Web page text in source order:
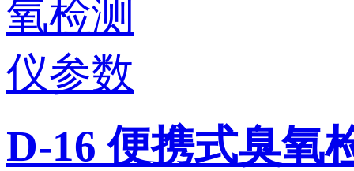
D-16 便携式臭氧